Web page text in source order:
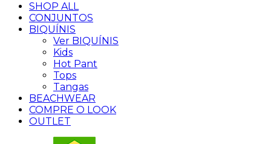
SHOP ALL
CONJUNTOS
BIQUÍNIS
Ver BIQUÍNIS
Kids
Hot Pant
Tops
Tangas
BEACHWEAR
COMPRE O LOOK
OUTLET